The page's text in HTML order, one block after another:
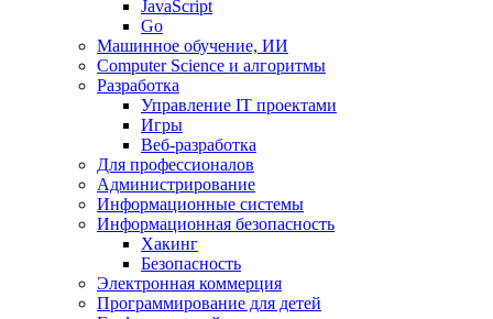
JavaScript
Go
Машинное обучение, ИИ
Computer Science и алгоритмы
Разработка
Управление IT проектами
Игры
Веб-разработка
Для профессионалов
Администрирование
Информационные системы
Информационная безопасность
Хакинг
Безопасность
Электронная коммерция
Программирование для детей